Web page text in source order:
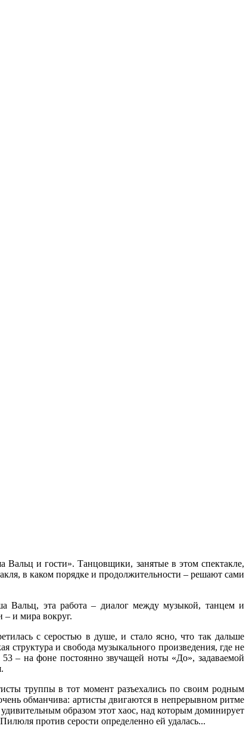
и гости». Танцовщики, занятые в этом спектакле,
в каком порядке и продолжительности – решают сами
Вальц, эта работа – диалог между музыкой, танцем и
– и мира вокруг.
с серостью в душе, и стало ясно, что так дальше
и свобода музыкального произведения, где не
– на фоне постоянно звучащей ноты «До», задаваемой
труппы в тот момент разъехались по своим родным
обманчива: артисты двигаются в непрерывном ритме
образом этот хаос, над которым доминирует
против серости определенно ей удалась...